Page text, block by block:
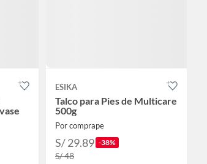
ESIKA
Talco para Pies de Multicare
500g
Por comprape
S/ 29.89 -38%
S/ 48